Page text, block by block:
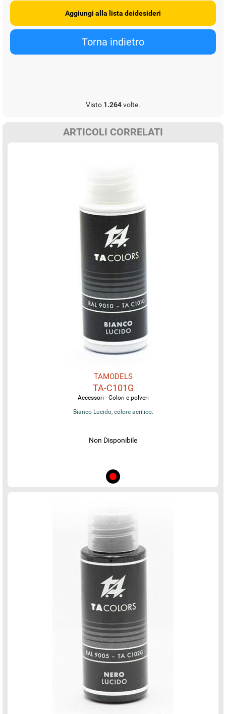
Visto 1.264volte.
ARTICOLI CORRELATI
TAMODELS
TA-C101G
Accessori - Colori e polveri
Bianco Lucido, colore acrilico.
Non Disponibile